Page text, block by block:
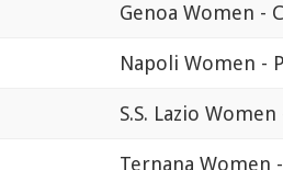
Genoa Women -
Napoli Women -
S.S. Lazio
Ternana Women